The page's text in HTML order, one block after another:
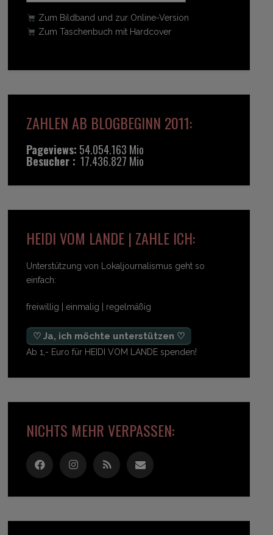
Zum Bildband und zur Online-Version
Zum Taschenbuch mit Hardcover
ZAHLEN AB BLOGBEGINN 2011:
Pageviews: 54.054.163 Mio
Besucher : 17.436.827 Mio
HEIDI VOM LANDE | ZAHLE ICH:
Unterstützung von Lokaljournalismus geht so
einfach:
freiwillig | einmalig | regelmäßig
♡ Ja, ich möchte unterstützen ♡
Ab 1,- Euro für HEIDI VOM LANDE spenden!
NICHTS MEHR VERPASSEN: